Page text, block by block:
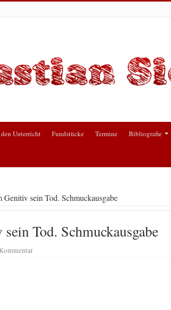
Unterricht Fundstücke Termine Bibliografie
sein Tod. Schmuckausgabe
Tod. Schmuckausgabe